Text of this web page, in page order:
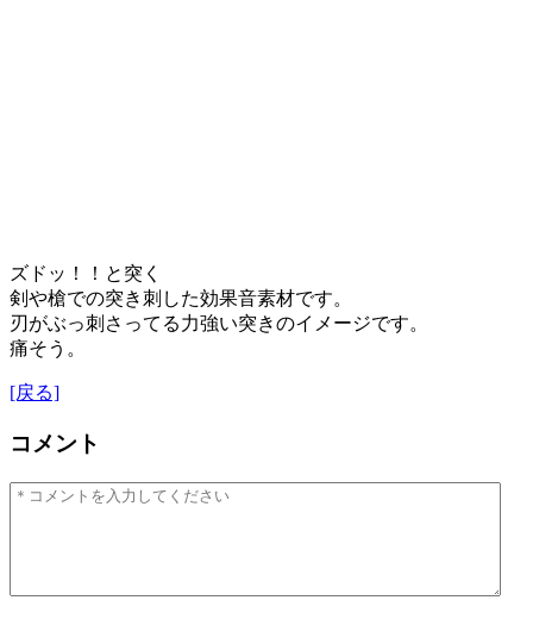
ズドッ！！と突く
剣や槍での突き刺した効果音素材です。
刃がぶっ刺さってる力強い突きのイメージです。
痛そう。
[戻る]
コメント